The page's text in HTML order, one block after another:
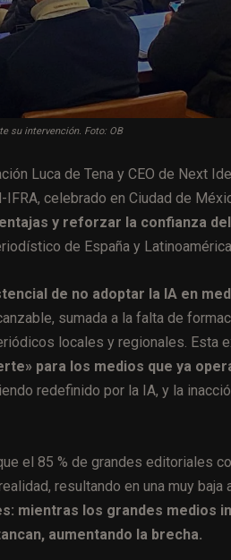
su intervención. Foto: OB
Luca de Tena y CEO de Next
celebrado en Ciudad de
y reforzar la confianza del
de España y
de no adoptar la IA en
sumada a la falta de
locales y regionales. Esta
para los medios que ya
redefinido por la IA, y la
el 85 % de grandes editoriales
resultando en una muy
mientras los grandes medios
aumentando la brecha.